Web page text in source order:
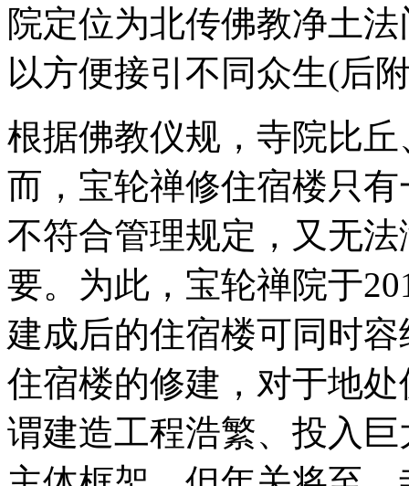
院定位为北传佛教净土
以方便接引不同众生(后
根据佛教仪规，寺院比
而，宝轮禅修住宿楼只
不符合管理规定，又无
要。为此，宝轮禅院于
建成后的住宿楼可同时
住宿楼的修建，对于地
谓建造工程浩繁、投入